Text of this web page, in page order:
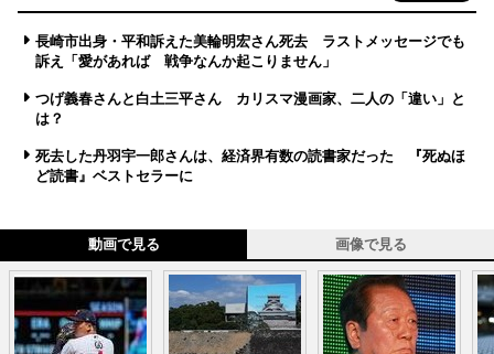
長崎市出身・平和訴えた美輪明宏さん死去 ラストメッセージでも
訴え「愛があれば 戦争なんか起こりません」
つげ義春さんと白土三平さん カリスマ漫画家、二人の「違い」と
は？
死去した丹羽宇一郎さんは、経済界有数の読書家だった 『死ぬほ
ど読書』ベストセラーに
動画で見る 画像で見る